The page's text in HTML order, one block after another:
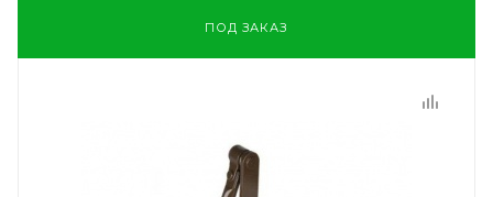
ПОД ЗАКАЗ